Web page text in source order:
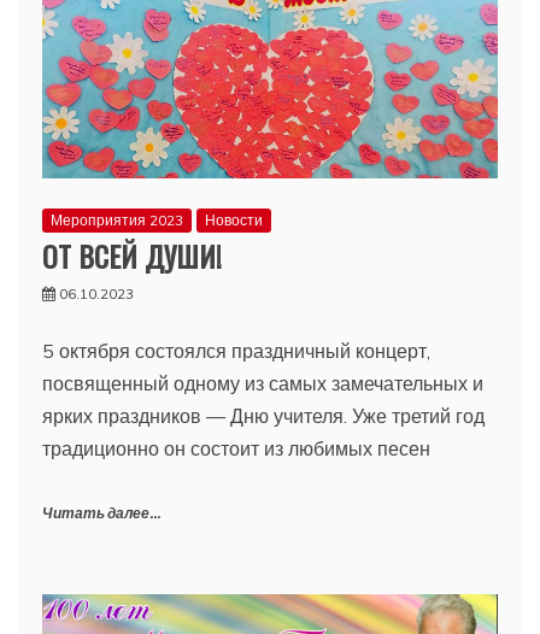
Мероприятия 2023 Новости
ОТ ВСЕЙ ДУШИ!
06.10.2023
5 октября состоялся праздничный концерт,
посвященный одному из самых замечательных и
ярких праздников — Дню учителя. Уже третий год
традиционно он состоит из любимых песен
Читать далее...